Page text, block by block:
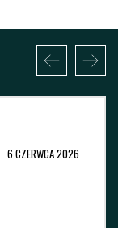
6 CZERWCA 2026